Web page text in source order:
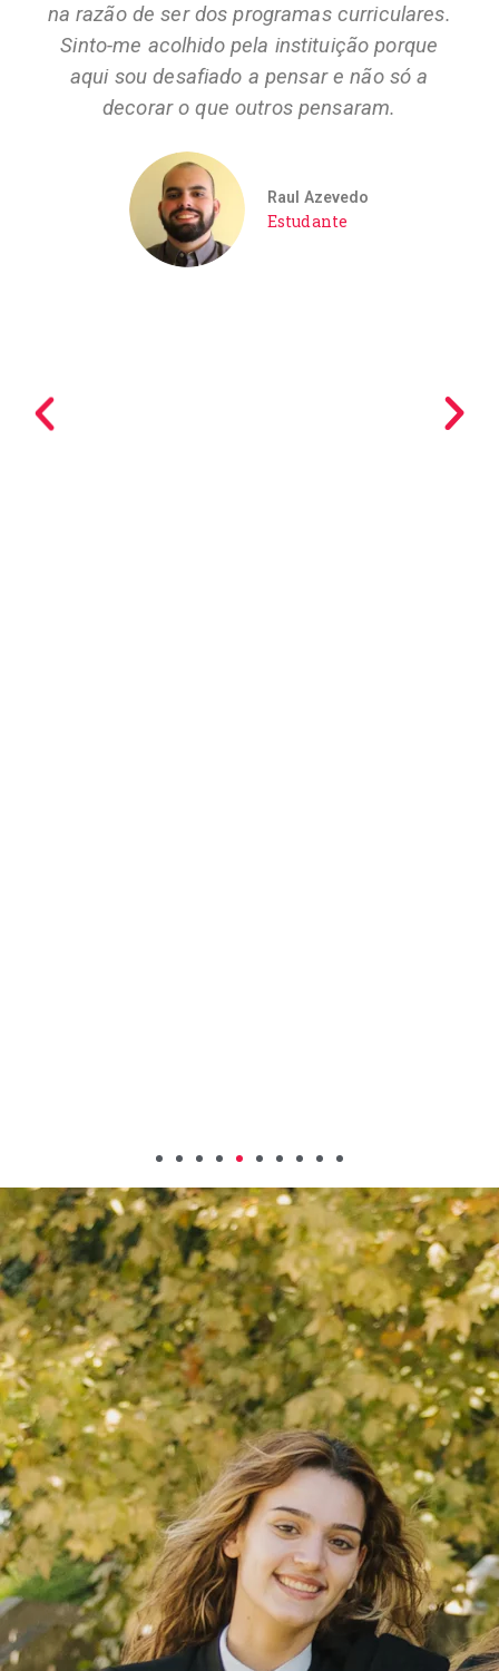
na razão de ser dos programas curriculares.
Sinto-me acolhido pela instituição porque
aqui sou desafiado a pensar e não só a
decorar o que outros pensaram.
Raul Azevedo
Estudante